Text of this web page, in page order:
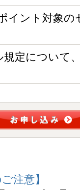
イント対象の
規定について
注意】